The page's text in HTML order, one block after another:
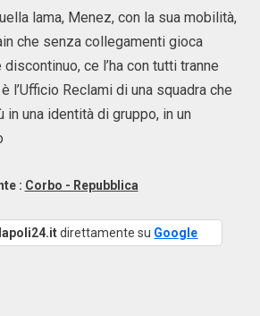
lama, Menez, con la sua mobilità,
che senza collegamenti gioca
ce l’ha con tutti tranne
l’Ufficio Reclami di una squadra che
una identità di gruppo, in un
: Corbo - Repubblica
direttamente su Google